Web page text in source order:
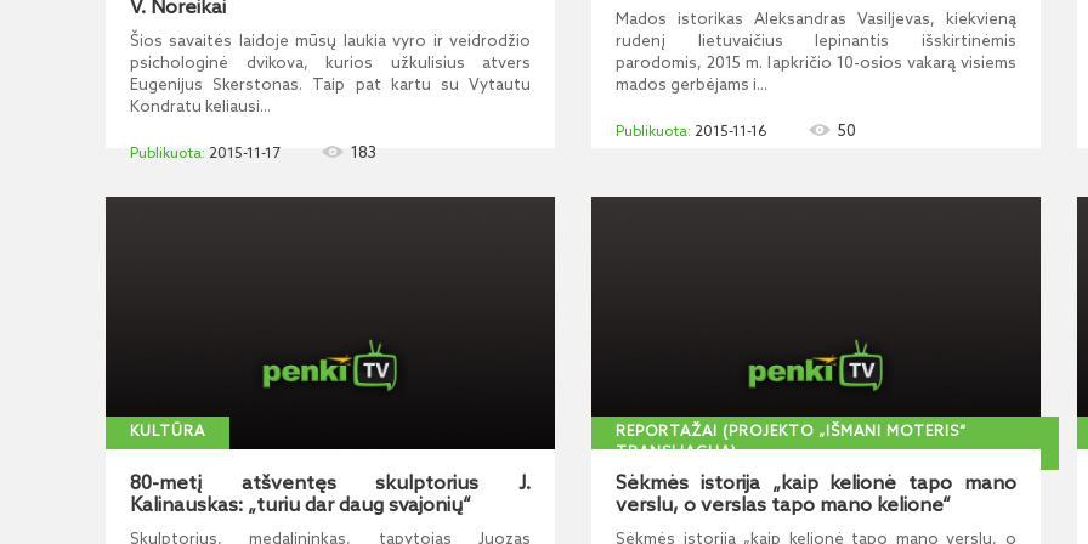
V. Noreikai
Šios savaitės laidoje mūsų laukia vyro ir veidrodžio
psichologinė dvikova, kurios užkulisius atvers
Eugenijus Skerstonas. Taip pat kartu su Vytautu
Kondratu keliausi...
2015-11-17 183
Mados istorikas Aleksandras Vasiljevas, kiekvieną
rudenį lietuvaičius lepinantis išskirtinėmis
parodomis, 2015 m. lapkričio 10-osios vakarą visiems
mados gerbėjams i...
2015-11-16 50
KULTŪRA
80-metį atšventęs skulptorius J.
Kalinauskas: „turiu dar daug svajonių“
Skulptorius, medalininkas, tapytojas Juozas
REPORTAŽAI (PROJEKTO „IŠMANI MOTERIS“
TRANSLIACIJA)
Sėkmės istorija „kaip kelionė tapo mano
verslu, o verslas tapo mano kelione“
Sėkmės istorija „kaip kelionė tapo mano verslu, o